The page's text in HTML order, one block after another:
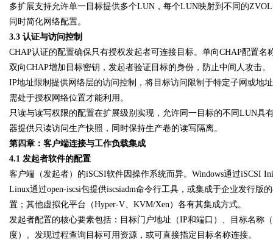
多扩展支持允许单一目标提供多个LUN，每个LUN映射到不同的
同时简化网络配置。
3.3 认证与访问控制
CHAP认证的配置确保只有授权发起者可连接目标。单向CHAP配置
双向CHAP增加目标密钥，发起者验证目标的身份，防止中间人攻击。
IP地址限制提供网络层的访问控制，将目标访问限制于特定子网或
需处于授权网络位置才能利用。
只读与读写权限的配置在扩展级别实现，允许同一目标的不同LUN具
器提供只读访问生产快照，同时保持生产卷的读写隔离。
第四章：客户端连接与工作负载集成
4.1 发起者软件的配置
客户端（发起者）的iSCSI软件因操作系统而异。Windows通过iSCSI
Linux通过open-iscsi包提供iscsiadm命令行工具，或集成于企业发行版
置；其他虚拟化平台（Hyper-V、KVM/Xen）各有其集成方式。
发起者配置的核心要素包括：目标门户地址（IP和端口）、目标名称
度）。发现过程查询目标可用资源，或可直接指定目标名称连接。